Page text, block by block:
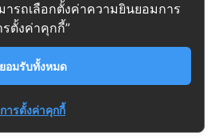
รถเลือกตั้งค่าความยินยอมการ
ตั้งค่าคุกกี้”
ยอมรับทั้งหมด
การตั้งค่าคุกกี้